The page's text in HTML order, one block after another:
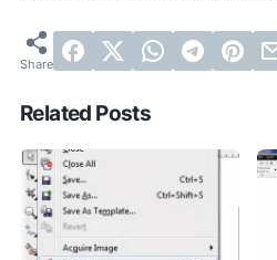
Related Posts